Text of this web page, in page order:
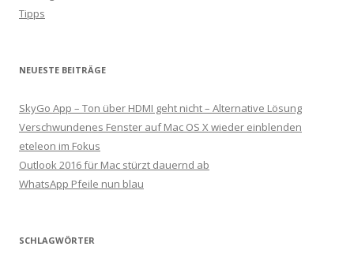
Tipps
NEUESTE BEITRÄGE
SkyGo App – Ton über HDMI geht nicht – Alternative Lösung
Verschwundenes Fenster auf Mac OS X wieder einblenden
eteleon im Fokus
Outlook 2016 für Mac stürzt dauernd ab
WhatsApp Pfeile nun blau
SCHLAGWÖRTER